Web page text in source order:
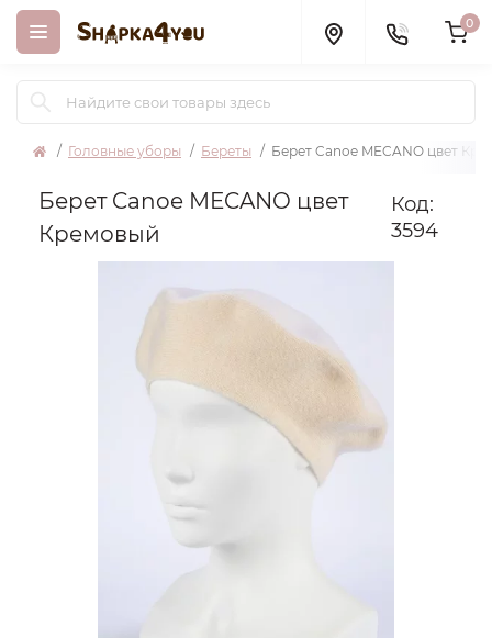
0
Головные уборы Береты Берет Canoe MECANO цвет
Берет Canoe MECANO цвет
Кремовый
Код:
3594